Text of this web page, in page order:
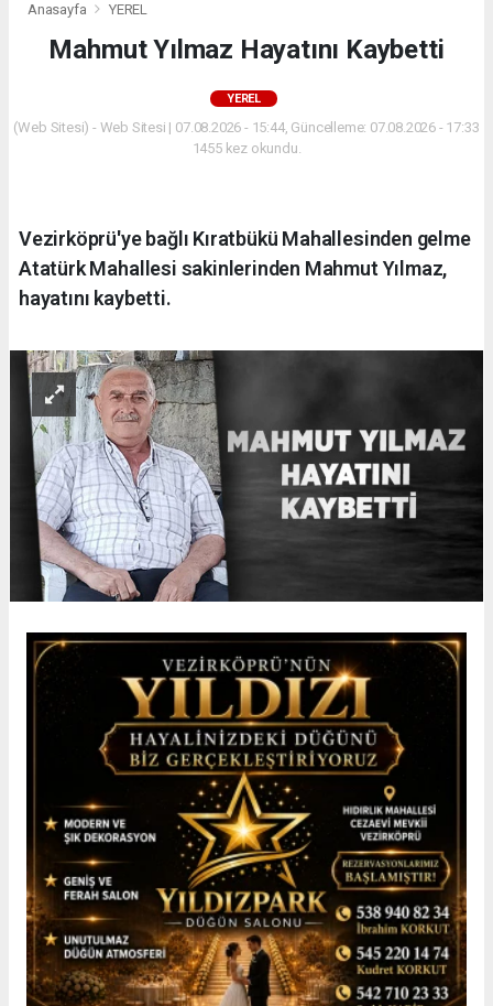
Anasayfa YEREL
Mahmut Yılmaz Hayatını Kaybetti
YEREL
(Web Sitesi) - Web Sitesi | 07.08.2026 - 15:44, Güncelleme: 07.08.2026 - 17:33
1455 kez okundu.
Vezirköprü'ye bağlı Kıratbükü Mahallesinden gelme
Atatürk Mahallesi sakinlerinden Mahmut Yılmaz,
hayatını kaybetti.